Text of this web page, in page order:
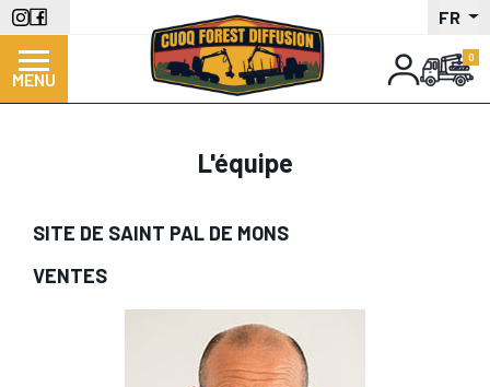
Aller
au
contenu
principal
FR
MENU
L'équipe
SITE DE SAINT PAL DE MONS
VENTES